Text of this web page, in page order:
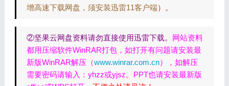
增高速下载网盘，须安装迅雷11客户端）。
②坚果云网盘资料请勿直接使用迅雷下载。 网站资料
都用压缩软件WinRAR打包，如打开有问题请安装最
新版WinRAR解压（www.winrar.com.cn），如解压
需要密码请输入：yhzz或yjsz。PPT也请安装最新版